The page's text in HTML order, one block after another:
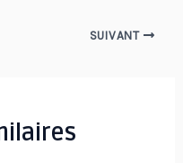
SUIVANT